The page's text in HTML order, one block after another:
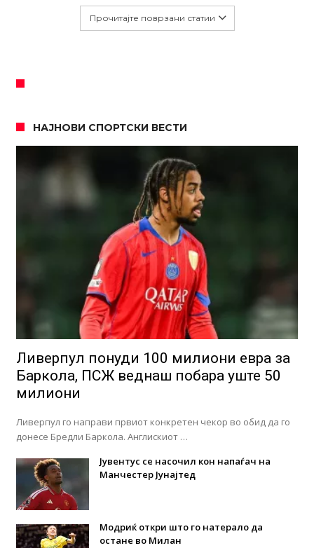
Прочитајте поврзани статии
НАЈНОВИ СПОРТСКИ ВЕСТИ
Ливерпул понуди 100 милиони евра за
Баркола, ПСЖ веднаш побара уште 50
милиони
Ливерпул го направи првиот конкретен чекор во обид да го
донесе Бредли Баркола. Англискиот …
Јувентус се насочил кон напаѓач на
Манчестер Јунајтед
Модриќ откри што го натерало да
остане во Милан